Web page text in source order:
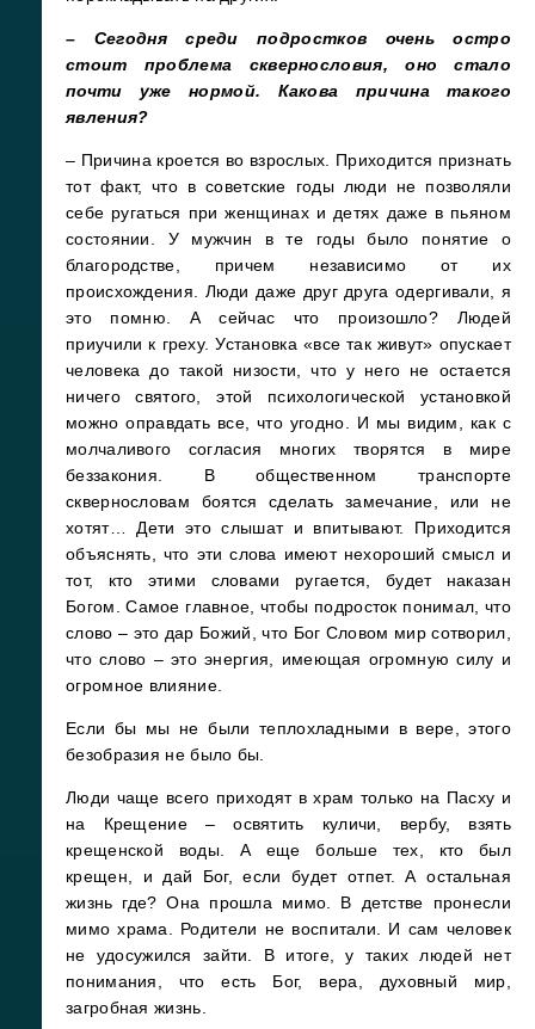
– Сегодня среди подростков очень остро
стоит проблема сквернословия, оно стало
почти уже нормой. Какова причина такого
явления?
– Причина кроется во взрослых. Приходится признать
тот факт, что в советские годы люди не позволяли
себе ругаться при женщинах и детях даже в пьяном
состоянии. У мужчин в те годы было понятие о
благородстве, причем независимо от их
происхождения. Люди даже друг друга одергивали, я
это помню. А сейчас что произошло? Людей
приучили к греху. Установка «все так живут» опускает
человека до такой низости, что у него не остается
ничего святого, этой психологической установкой
можно оправдать все, что угодно. И мы видим, как с
молчаливого согласия многих творятся в мире
беззакония. В общественном транспорте
сквернословам боятся сделать замечание, или не
хотят… Дети это слышат и впитывают. Приходится
объяснять, что эти слова имеют нехороший смысл и
тот, кто этими словами ругается, будет наказан
Богом. Самое главное, чтобы подросток понимал, что
слово – это дар Божий, что Бог Словом мир сотворил,
что слово – это энергия, имеющая огромную силу и
огромное влияние.
Если бы мы не были теплохладными в вере, этого
безобразия не было бы.
Люди чаще всего приходят в храм только на Пасху и
на Крещение – освятить куличи, вербу, взять
крещенской воды. А еще больше тех, кто был
крещен, и дай Бог, если будет отпет. А остальная
жизнь где? Она прошла мимо. В детстве пронесли
мимо храма. Родители не воспитали. И сам человек
не удосужился зайти. В итоге, у таких людей нет
понимания, что есть Бог, вера, духовный мир,
загробная жизнь.